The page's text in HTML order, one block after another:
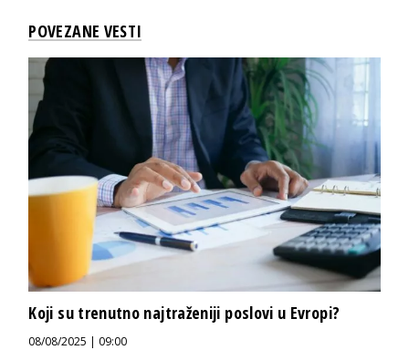
POVEZANE VESTI
Koji su trenutno najtraženiji poslovi u Evropi?
08/08/2025 | 09:00